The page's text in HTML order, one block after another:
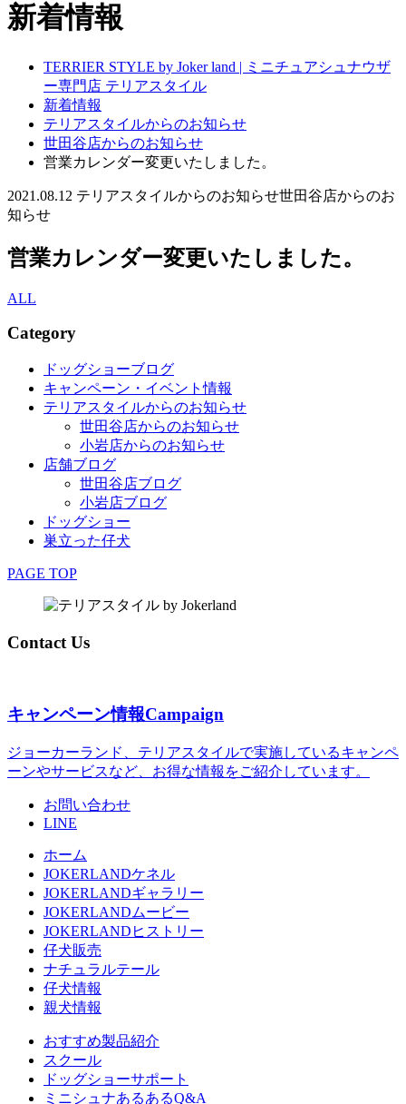
新着情報
TERRIER STYLE by Joker land | ミニチュアシュナウザ
ー専門店 テリアスタイル
新着情報
テリアスタイルからのお知らせ
世田谷店からのお知らせ
営業カレンダー変更いたしました。
2021.08.12 テリアスタイルからのお知らせ世田谷店からのお
知らせ
営業カレンダー変更いたしました。
ALL
Category
ドッグショーブログ
キャンペーン・イベント情報
テリアスタイルからのお知らせ
世田谷店からのお知らせ
小岩店からのお知らせ
店舗ブログ
世田谷店ブログ
小岩店ブログ
ドッグショー
巣立った仔犬
PAGE TOP
Contact Us
キャンペーン情報Campaign
ジョーカーランド、テリアスタイルで実施しているキャンペ
ーンやサービスなど、お得な情報をご紹介しています。
お問い合わせ
LINE
ホーム
JOKERLANDケネル
JOKERLANDギャラリー
JOKERLANDムービー
JOKERLANDヒストリー
仔犬販売
ナチュラルテール
仔犬情報
親犬情報
おすすめ製品紹介
スクール
ドッグショーサポート
ミニシュナあるあるQ&A